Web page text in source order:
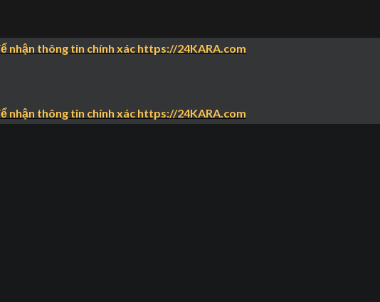
nhận thông tin chính xác https://24KARA.com
nhận thông tin chính xác https://24KARA.com